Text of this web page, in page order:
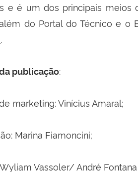
e é um dos principais meios
do Portal do Técnico e o
.
publicação:
marketing: Vinícius Amaral;
Marina Fiamoncini;
Vassoler/ André